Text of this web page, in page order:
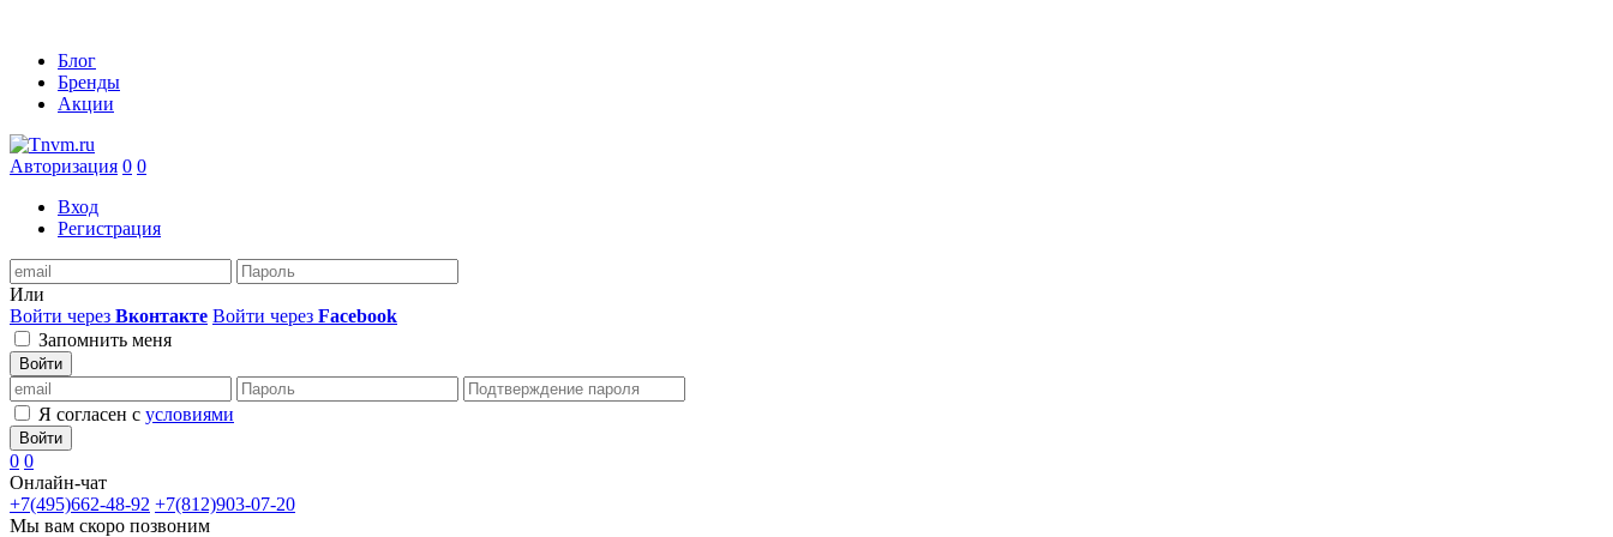
Блог
Бренды
Акции
Авторизация 0 0
Вход
Регистрация
Или
Войти через Вконтакте Войти через Facebook
Запомнить меня
Войти
Я согласен с условиями
Войти
0 0
Онлайн-чат
+7(495)662-48-92 +7(812)903-07-20
Мы вам скоро позвоним